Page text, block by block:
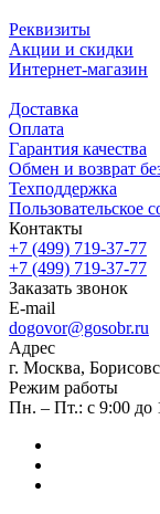
Реквизиты
Акции и скидки
Интернет-магазин
Доставка
Оплата
Гарантия качества
Обмен и возврат
Техподдержка
Пользовательское
Контакты
+7 (499) 719-37-77
+7 (499) 719-37-77
Заказать звонок
E-mail
dogovor@gosobr.ru
Адрес
г. Москва,
Режим работы
Пн. – Пт.: с 9:00 до